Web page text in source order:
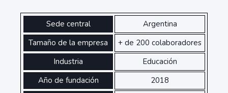
Sede central
Argentina
Tamaño de la empresa
+ de 200 colaboradores
Industria
Educación
Año de fundación
2018